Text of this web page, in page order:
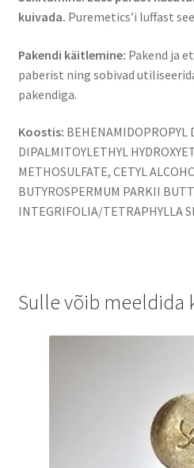
kuivada. Puremetics’i luffast
Pakendi käitlemine: Pakend ja
paberist ning sobivad
pakendiga.
Koostis: BEHENAMIDOPROPYL
DIPALMITOYLETHYL
METHOSULFATE, CETYL
BUTYROSPERMUM PARKII
INTEGRIFOLIA/TETRAPHYLLA
Sulle võib